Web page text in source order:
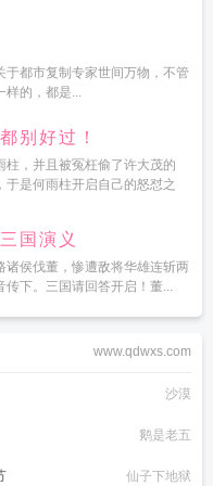
都市复制专家世间万物，不管
样的，都是...
别好过！
，并且被冤枉偷了许大茂的
是何雨柱开启自己的怒怼之
国演义
诸侯伐董，惨遭敌将华雄连斩两
下。三国请回答开启！董...
www.qdwxs.com
沙漠
鹅是老五
仙子下地狱